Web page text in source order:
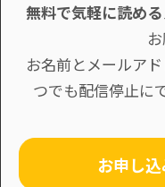
無料で気軽に読める
お名前とメールア
つでも配信停止に
お申し